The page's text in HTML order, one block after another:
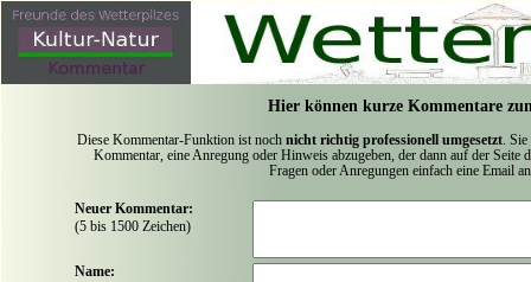
Hier können kurze Kommentare
Diese Kommentar-Funktion ist noch nicht richtig professionell umgesetzt .
Kommentar, eine Anregung oder Hinweis abzugeben, der dann auf der
Fragen oder Anregungen einfach eine Email
Neuer Kommentar:
(5 bis 1500 Zeichen)
Name: